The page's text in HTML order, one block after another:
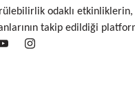
odaklı etkinliklerin,
takip edildiği